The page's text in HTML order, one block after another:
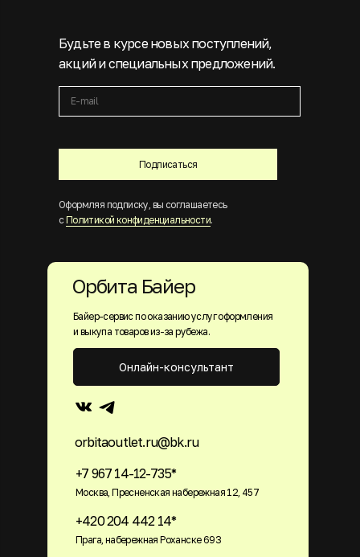
Подписаться
Будьте в курсе новых поступлений,
акций и специальных предложений.
Оформляя подписку, вы соглашаетесь
с Политикой конфиденциальности.
Байер-сервис по оказанию услуг оформления
и выкупа товаров из-за рубежа.
+7 967 14-12-735*
Москва, Пресненская набережная 12, 457
+420 204 442 14*
Прага, набережная Роханске 693
orbitaoutlet.ru@bk.ru
Онлайн-консультант
Орбита Байер